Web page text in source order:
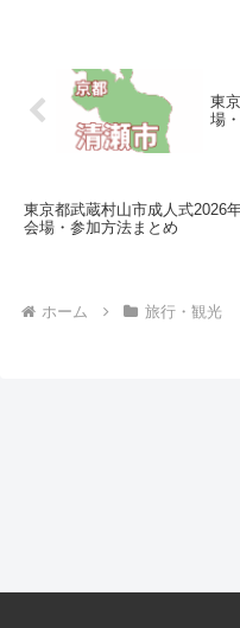
東
場
東京都武蔵村山市成人式2026
会場・参加方法まとめ
ホーム 旅行・観光